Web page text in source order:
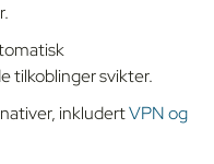
tilkoblinger svikter.
inkludertVPN og